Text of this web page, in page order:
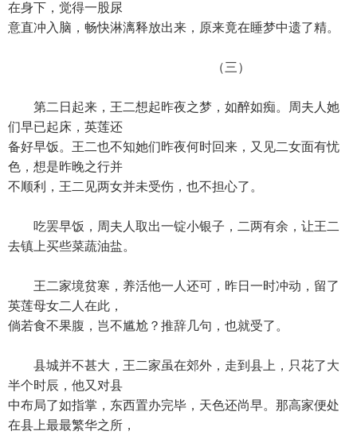
在身下，觉得一股尿
意直冲入脑，畅快淋漓释放出来，原来竟在睡梦中遗了精。
（三）
第二日起来，王二想起昨夜之梦，如醉如痴。周夫人她
们早已起床，英莲还
备好早饭。王二也不知她们昨夜何时回来，又见二女面有忧
色，想是昨晚之行并
不顺利，王二见两女并未受伤，也不担心了。
吃罢早饭，周夫人取出一锭小银子，二两有余，让王二
去镇上买些菜蔬油盐。
王二家境贫寒，养活他一人还可，昨日一时冲动，留了
英莲母女二人在此，
倘若食不果腹，岂不尴尬？推辞几句，也就受了。
县城并不甚大，王二家虽在郊外，走到县上，只花了大
半个时辰，他又对县
中布局了如指掌，东西置办完毕，天色还尚早。那高家便处
在县上最最繁华之所，